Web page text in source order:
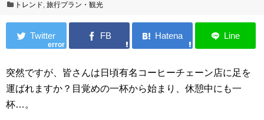
トレンド,旅行プラン・観光
error
突然ですが、皆さんは日頃有名コーヒーチェーン店に足を
運ばれますか？目覚めの一杯から始まり、休憩中にも一
杯…。